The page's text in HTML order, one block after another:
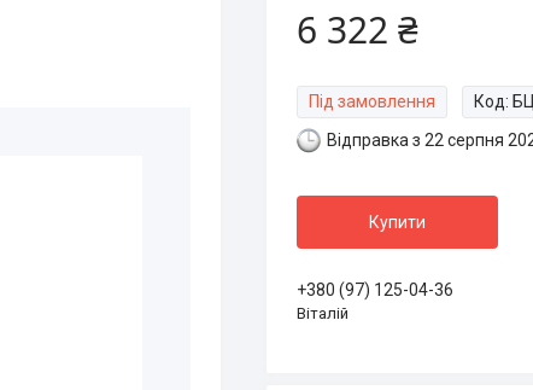
6 322 ₴
Під замовлення Код:
Відправка з 22 серпня
Купити
+380 (97) 125-04-36
Віталій